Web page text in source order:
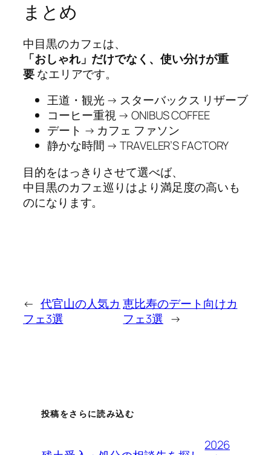
まとめ
中目黒のカフェは、
「おしゃれ」だけでなく、使い分けが重
要なエリアです。
王道・観光 → スターバックス リザーブ
コーヒー重視 → ONIBUS COFFEE
デート → カフェ ファソン
静かな時間 → TRAVELER’S FACTORY
目的をはっきりさせて選べば、
中目黒のカフェ巡りはより満足度の高いも
のになります。
← 代官山の人気カ
フェ3選
恵比寿のデート向けカ
フェ3選 →
投稿をさらに読み込む
2026